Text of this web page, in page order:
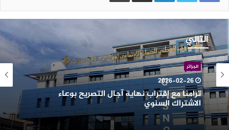
التالي إقتراب
نهاية
آجال
التصريح
بوعاء
الاشتراك
السنوي
الجزائر
2026-02-26
تزامنا مع إقتراب نهاية آجال التصريح بوعاء
الاشتراك السنوي